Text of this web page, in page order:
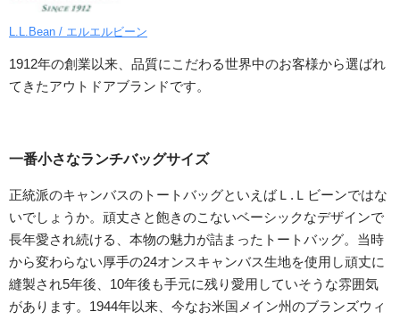
L.L.Bean / エルエルビーン
1912年の創業以来、品質にこだわる世界中のお客様から選ばれ
てきたアウトドアブランドです。
一番小さなランチバッグサイズ
正統派のキャンバスのトートバッグといえばＬ.Ｌビーンではな
いでしょうか。頑丈さと飽きのこないベーシックなデザインで
長年愛され続ける、本物の魅力が詰まったトートバッグ。当時
から変わらない厚手の24オンスキャンバス生地を使用し頑丈に
縫製され5年後、10年後も手元に残り愛用していそうな雰囲気
があります。1944年以来、今なお米国メイン州のブランズウィ